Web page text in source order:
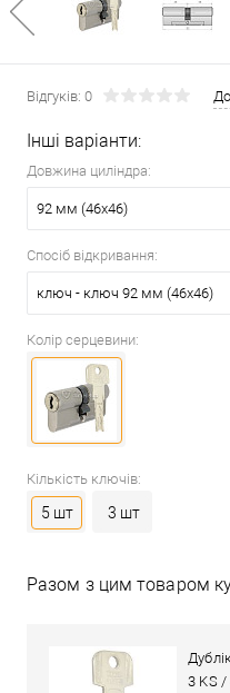
Відгуків: 0
Інші варіанти:
Довжина циліндра:
92 мм (46x46)
Спосіб відкривання:
ключ - ключ 92 мм (46x46)
Колір серцевини:
Кількість ключів:
5 шт 3 шт
Разом з цим товаром
3 KS /